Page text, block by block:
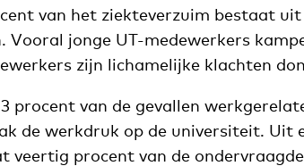
van het ziekteverzuim bestaat
Vooral jonge UT-medewerkers
zijn lichamelijke klachten
procent van de gevallen
de werkdruk op de universiteit. Uit
veertig procent van de